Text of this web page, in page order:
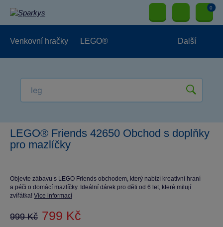
0
Venkovní hračky LEGO® Další
LEGO® Friends 42650 Obchod s doplňky
pro mazlíčky
Objevte zábavu s LEGO Friends obchodem, který nabízí kreativní hraní
a péči o domácí mazlíčky. Ideální dárek pro děti od 6 let, které milují
zvířátka! Více informací
999 Kč 799 Kč